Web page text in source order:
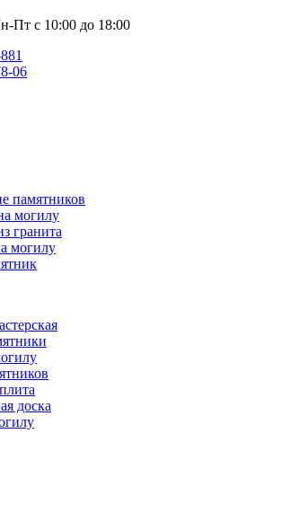
Пт с 10:00 до 18:00
06
памятников
могилу
гранита
могилу
доска